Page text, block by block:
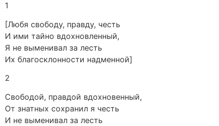
1
[Любя свободу, правду, честь
И ими тайно вдохновленный,
Я не выменивал за лесть
Их благосклонности надменной]
2
Свободой, правдой вдохновенный,
От знатных сохранил я честь
И не выменивал за лесть